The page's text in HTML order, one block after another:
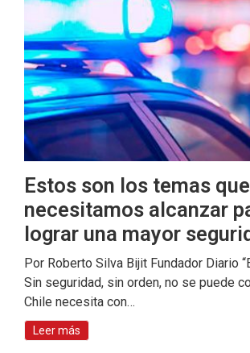
Estos son los temas que
necesitamos alcanzar
lograr una mayor
Por Roberto Silva Bijit Fundador Diario
Sin seguridad, sin orden, no se puede
Chile necesita con…
Leer más